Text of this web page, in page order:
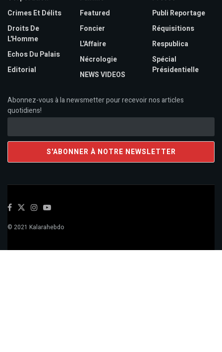
Crimes Et Délits
Droits De
L'Homme
Echos Du Palais
Editorial
Featured
Foncier
L'Affaire
Nécrologie
NEWS VIDEOS
Publi Reportage
Réquisitions
Respublica
Spécial
Présidentielle
Abonnez-vous à la newsmetter pour recevoir nos articles
quotidiens!
© 2021 Kalarahebdo